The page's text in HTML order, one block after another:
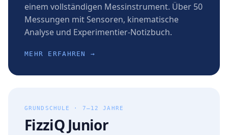
einem vollständigen Messinstrument. Über 50
Messungen mit Sensoren, kinematische
Analyse und Experimentier-Notizbuch.
MEHR ERFAHREN →
GRUNDSCHULE · 7–12 JAHRE
FizziQ Junior